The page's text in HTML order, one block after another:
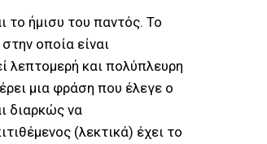
το ήμισυ του παντός. Το
οποία είναι
λεπτομερή και πολύπλευρη
μια φράση που έλεγε ο
διαρκώς να
(λεκτικά) έχει το